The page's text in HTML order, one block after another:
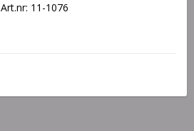
Art.nr: 11-1076